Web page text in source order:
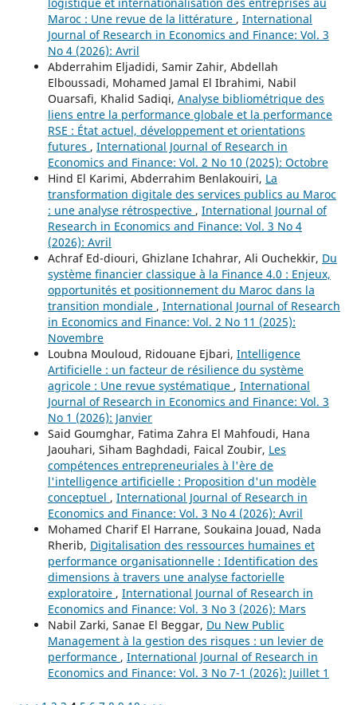
Maroc : Une revue de la littérature , International
Journal of Research in Economics and Finance: Vol. 3
No 4 (2026): Avril
Abderrahim Eljadidi, Samir Zahir, Abdellah
Elboussadi, Mohamed Jamal El Ibrahimi, Nabil
Ouarsafi, Khalid Sadiqi, Analyse bibliométrique des
liens entre la performance globale et la performance
RSE : État actuel, développement et orientations
futures , International Journal of Research in
Economics and Finance: Vol. 2 No 10 (2025): Octobre
Hind El Karimi, Abderrahim Benlakouiri, La
transformation digitale des services publics au Maroc
: une analyse rétrospective , International Journal of
Research in Economics and Finance: Vol. 3 No 4
(2026): Avril
Achraf Ed-diouri, Ghizlane Ichahrar, Ali Ouchekkir, Du
système financier classique à la Finance 4.0 : Enjeux,
opportunités et positionnement du Maroc dans la
transition mondiale , International Journal of Research
in Economics and Finance: Vol. 2 No 11 (2025):
Novembre
Loubna Mouloud, Ridouane Ejbari, Intelligence
Artificielle : un facteur de résilience du système
agricole : Une revue systématique , International
Journal of Research in Economics and Finance: Vol. 3
No 1 (2026): Janvier
Said Goumghar, Fatima Zahra El Mahfoudi, Hana
Jaouhari, Siham Baghdadi, Faical Zoubir, Les
compétences entrepreneuriales à l'ère de
l'intelligence artificielle : Proposition d'un modèle
conceptuel , International Journal of Research in
Economics and Finance: Vol. 3 No 4 (2026): Avril
Mohamed Charif El Harrane, Soukaina Jouad, Nada
Rherib, Digitalisation des ressources humaines et
performance organisationnelle : Identification des
dimensions à travers une analyse factorielle
exploratoire , International Journal of Research in
Economics and Finance: Vol. 3 No 3 (2026): Mars
Nabil Zarki, Sanae El Beggar, Du New Public
Management à la gestion des risques : un levier de
performance , International Journal of Research in
Economics and Finance: Vol. 3 No 7-1 (2026): Juillet 1